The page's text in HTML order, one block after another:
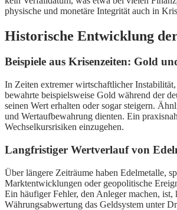
physische und monetäre Integrität auch in
Historische Entwicklung
Beispiele aus Krisenzeiten: Gold
In Zeiten extremer wirtschaftlicher
bewahrte beispielsweise Gold während der
seinen Wert erhalten oder sogar steigern.
und Wertaufbewahrung dienten. Ein
Wechselkursrisiken einzugehen.
Langfristiger Wertverlauf von
Über längere Zeiträume haben Edelmetalle,
Marktentwicklungen oder geopolitische
Ein häufiger Fehler, den Anleger machen,
Währungsabwertung das Geldsystem unter